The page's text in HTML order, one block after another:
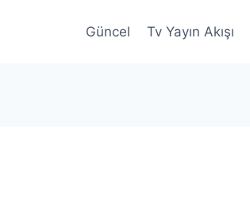
Güncel Tv Yayın Akışı